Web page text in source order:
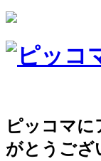
ピッコマに
がとうござ